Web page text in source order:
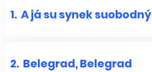
1. A já su synek suobodný
2. Belegrad, Belegrad